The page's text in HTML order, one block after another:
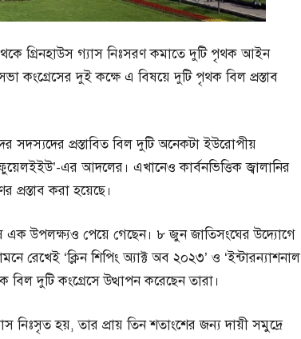
গ্রিনহাউস গ্যাস নিঃসরণ কমাতে দুটি পৃথক আইন
কংগ্রেসের দুই কক্ষে এ বিষয়ে দুটি পৃথক বিল প্রস্তাব
সদস্যদের প্রস্তাবিত বিল দুটি অনেকটা ইউরোপীয়
এর আদলের। এখানেও কার্বনভিত্তিক জ্বালানির
করা হয়েছে।
এক উপলক্ষ্যও পেয়ে গেছেন। ৮ জুন জাতিসংঘের উদ্যোগে
রেখেই ‘ক্লিন শিপিং অ্যাক্ট অব ২০২৩’ ও ‘ইন্টারন্যাশনাল
বিল দুটি কংগ্রেসে উত্থাপন করেছেন তারা।
নিঃসৃত হয়, তার প্রায় তিন শতাংশের জন্য দায়ী সমুদ্রে